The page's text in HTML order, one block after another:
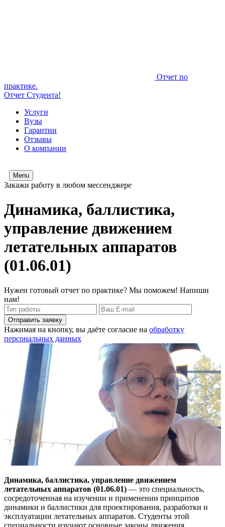
Отчет по
практике.
Отчет Студента!
Услуги
Вузы
Гарантии
Отзывы
О компании
Menu
Закажи работу в любом мессенджере
Динамика, баллистика,
управление движением
летательных аппаратов
(01.06.01)
Нужен готовый отчет по практике? Мы поможем! Напиши
нам!
Отправить заявку
Нажимая на кнопку, вы даёте согласие на обработку
персональных данных
Динамика, баллистика, управление движением
летательных аппаратов (01.06.01) — это специальность,
сосредоточенная на изучении и применении принципов
динамики и баллистики для проектирования, разработки и
эксплуатации летательных аппаратов. Студенты этой
специальности изучают основные законы движения,